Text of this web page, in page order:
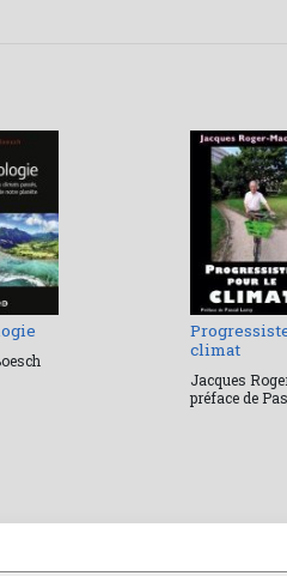
climat
Jacques
préface de